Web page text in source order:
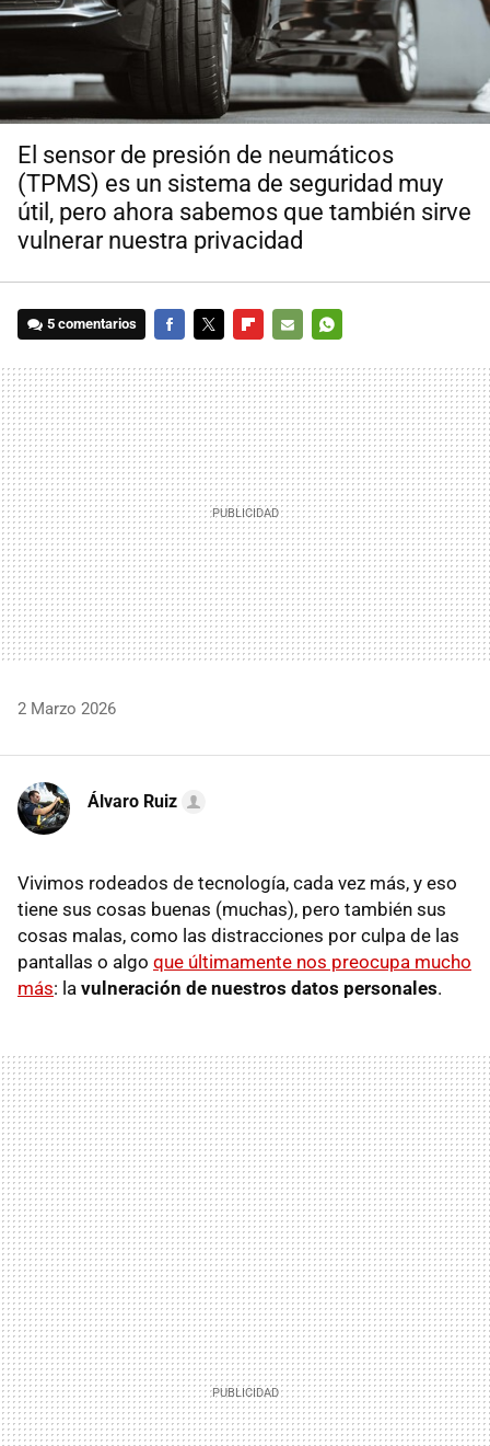
El sensor de presión de neumáticos
(TPMS) es un sistema de seguridad muy
útil, pero ahora sabemos que también sirve
vulnerar nuestra privacidad
5 comentarios
MAIL
2 Marzo 2026
Álvaro Ruiz
Vivimos rodeados de tecnología, cada vez más, y eso
tiene sus cosas buenas (muchas), pero también sus
cosas malas, como las distracciones por culpa de las
pantallas o algo que últimamente nos preocupa mucho
más: la vulneración de nuestros datos personales.